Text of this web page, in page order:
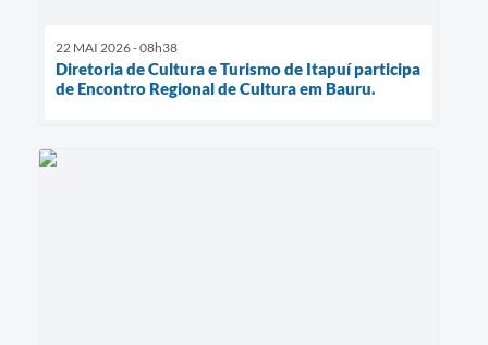
22 MAI 2026 - 08h38
Diretoria de Cultura e Turismo de Itapuí participa
de Encontro Regional de Cultura em Bauru.